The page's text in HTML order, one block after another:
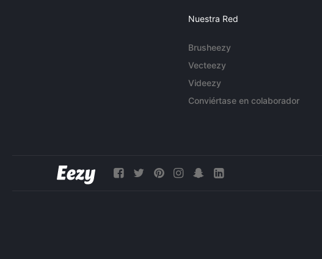
Nuestra Red
Brusheezy
Vecteezy
Videezy
Conviértase en colaborador